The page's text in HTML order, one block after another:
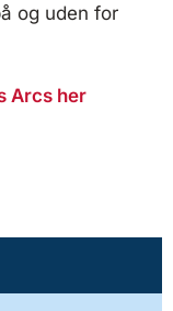
og uden for
Arcs her